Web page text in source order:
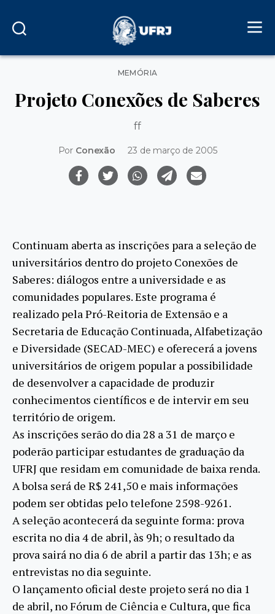
Categorias
MEMÓRIA
Projeto Conexões de Saberes
ff
Por Conexão 23 de março de 2005
Continuam aberta as inscrições para a seleção de
universitários dentro do projeto Conexões de
Saberes: diálogos entre a universidade e as
comunidades populares. Este programa é
realizado pela Pró-Reitoria de Extensão e a
Secretaria de Educação Continuada, Alfabetização
e Diversidade (SECAD-MEC) e oferecerá a jovens
universitários de origem popular a possibilidade
de desenvolver a capacidade de produzir
conhecimentos científicos e de intervir em seu
território de origem.
As inscrições serão do dia 28 a 31 de março e
poderão participar estudantes de graduação da
UFRJ que residam em comunidade de baixa renda.
A bolsa será de R$ 241,50 e mais informações
podem ser obtidas pelo telefone 2598-9261.
A seleção acontecerá da seguinte forma: prova
escrita no dia 4 de abril, às 9h; o resultado da
prova sairá no dia 6 de abril a partir das 13h; e as
entrevistas no dia seguinte.
O lançamento oficial deste projeto será no dia 1
de abril, no Fórum de Ciência e Cultura, que fica